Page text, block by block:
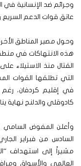
وجرائم ضد الإنسانية في
عاتق قوات الدعم السريع
وحول مصير المناطق
هذه الانتهاكات في
القتال منذ الاستيلاء
التي تطلقها القوات
في إقليم كردفان،
كادوقلي والدلنج نهاية يناير
السادس من فبراير
مشيراً إلى استهداف
العالمي والأسواق